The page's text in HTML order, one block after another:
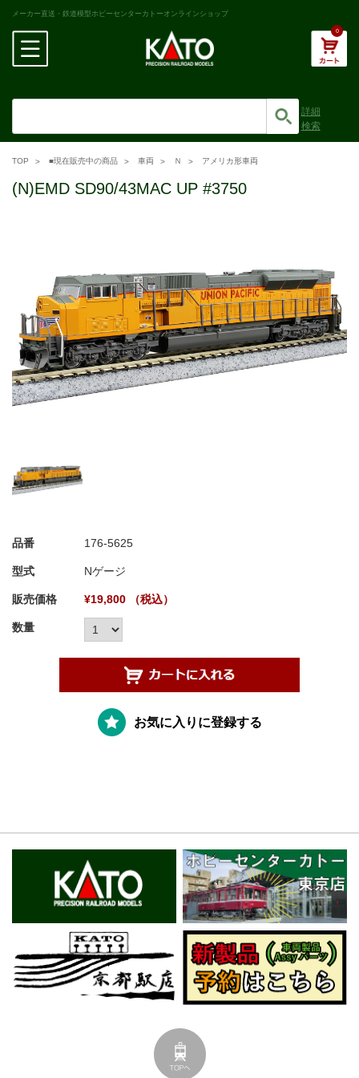
メーカー直送・鉄道模型ホビーセンターカトーオンラインショップ
0
詳細
検索
TOP ■現在販売中の商品 車両 Ｎ アメリカ形車両
(N)EMD SD90/43MAC UP #3750
品番 176-5625
型式 Nゲージ
販売価格 ¥19,800 （税込）
数量
お気に入りに登録する